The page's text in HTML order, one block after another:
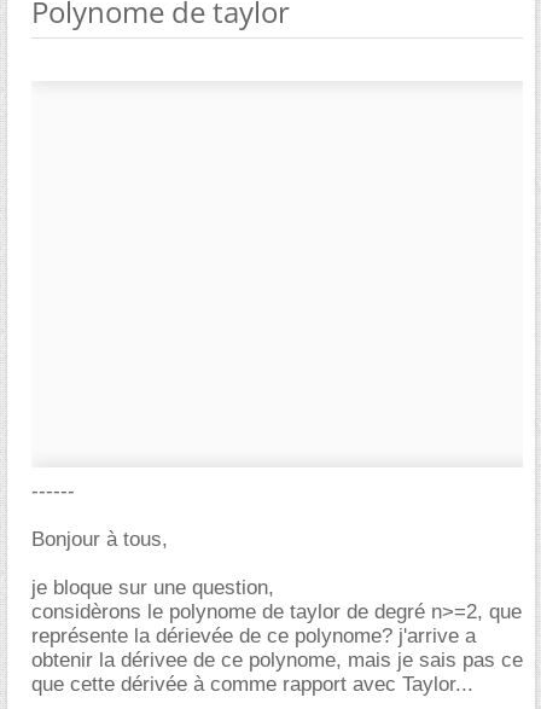
Polynome de taylor
------
Bonjour à tous,
je bloque sur une question,
considèrons le polynome de taylor de degré n>=2, que
représente la dérievée de ce polynome? j'arrive a
obtenir la dérivee de ce polynome, mais je sais pas ce
que cette dérivée à comme rapport avec Taylor...